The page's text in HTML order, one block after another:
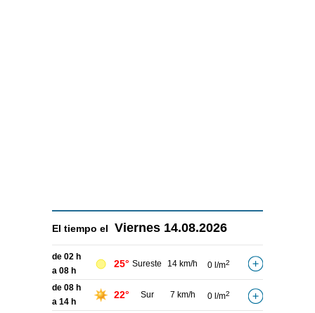
El tiempo el Viernes 14.08.2026
de 02 h
a 08 h
25° Sureste 14 km/h 0 l/m2
de 08 h
a 14 h
22° Sur 7 km/h 0 l/m2